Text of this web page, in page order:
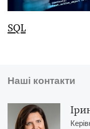
SQL
Наші контакти